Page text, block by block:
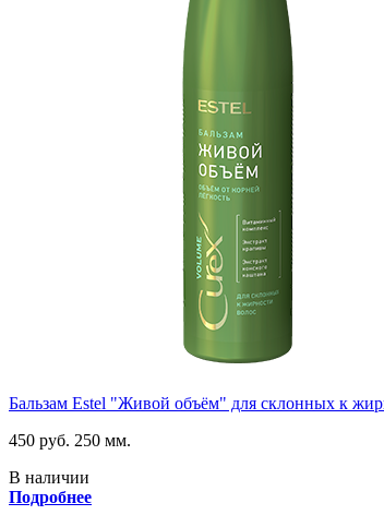
Бальзам Estel "Живой объём" для склонных к
450 руб. 250 мм.
В наличии
Подробнее